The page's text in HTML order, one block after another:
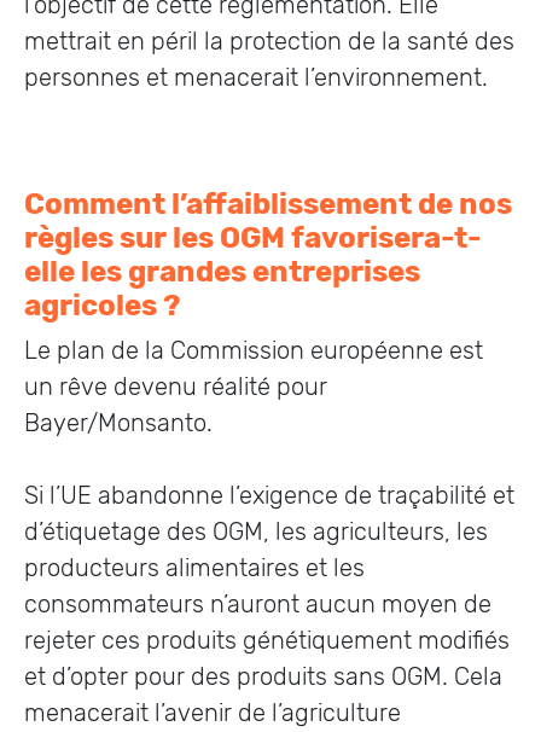
mettrait en péril la protection de la santé des
personnes et menacerait l’environnement.
Comment l’affaiblissement de nos
règles sur les OGM favorisera-t-
elle les grandes entreprises
agricoles ?
Le plan de la Commission européenne est
un rêve devenu réalité pour
Bayer/Monsanto.
Si l’UE abandonne l’exigence de traçabilité et
d’étiquetage des OGM, les agriculteurs, les
producteurs alimentaires et les
consommateurs n’auront aucun moyen de
rejeter ces produits génétiquement modifiés
et d’opter pour des produits sans OGM. Cela
menacerait l’avenir de l’agriculture